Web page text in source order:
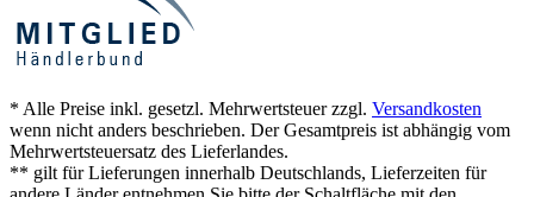
* Alle Preise inkl. gesetzl. Mehrwertsteuer zzgl. Versandkosten
wenn nicht anders beschrieben. Der Gesamtpreis ist abhängig vom
Mehrwertsteuersatz des Lieferlandes.
** gilt für Lieferungen innerhalb Deutschlands, Lieferzeiten für